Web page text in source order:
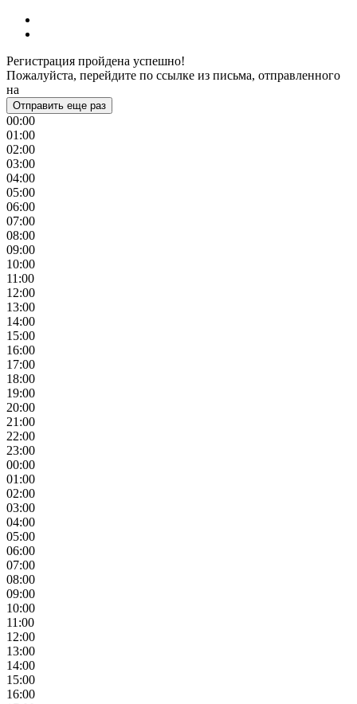
Регистрация пройдена успешно!
Пожалуйста, перейдите по ссылке из письма, отправленного
на
Отправить еще раз
00:00
01:00
02:00
03:00
04:00
05:00
06:00
07:00
08:00
09:00
10:00
11:00
12:00
13:00
14:00
15:00
16:00
17:00
18:00
19:00
20:00
21:00
22:00
23:00
00:00
01:00
02:00
03:00
04:00
05:00
06:00
07:00
08:00
09:00
10:00
11:00
12:00
13:00
14:00
15:00
16:00